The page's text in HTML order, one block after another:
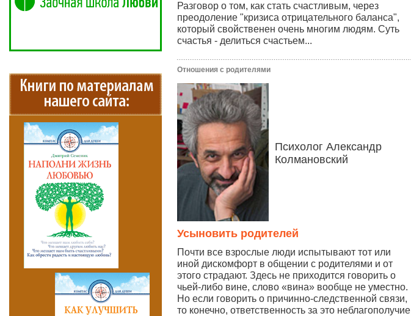
Разговор о том, как стать счастливым, через
преодоление "кризиса отрицательного баланса",
который свойственен очень многим людям. Суть
счастья - делиться счастьем...
Отношения с родителями
Психолог Александр
Колмановский
Усыновить родителей
Почти все взрослые люди испытывают тот или
иной дискомфорт в общении с родителями и от
этого страдают. Здесь не приходится говорить о
чьей-либо вине, слово «вина» вообще не уместно.
Но если говорить о причинно-следственной связи,
то конечно, ответственность за это неблагополучие